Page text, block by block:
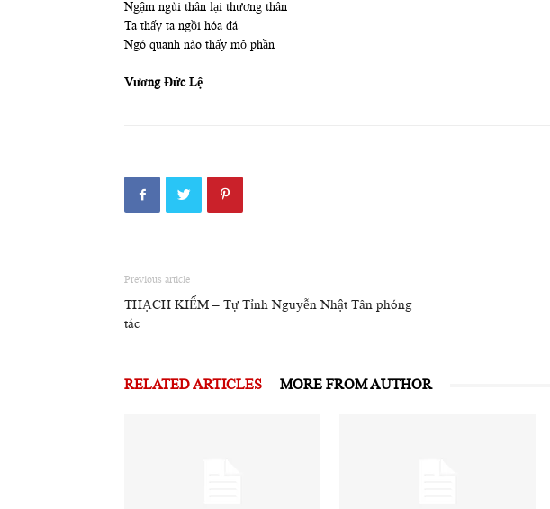
Ngậm ngùi thân lại thương thân
Ta thấy ta ngồi hóa đá
Ngó quanh nào thấy mộ phần
Vương Đức Lệ
Previous article
THẠCH KIẾM – Tự Tỉnh Nguyễn Nhật Tân phóng
tác
RELATED ARTICLES MORE FROM AUTHOR